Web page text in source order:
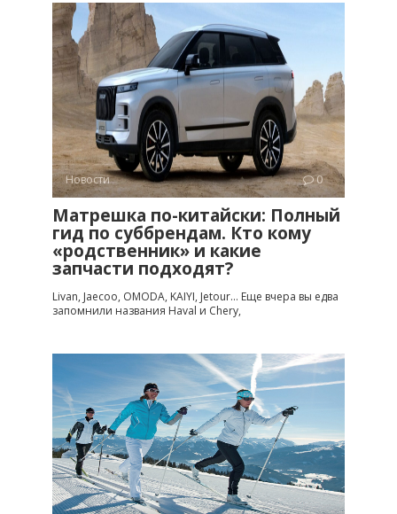
Новости 0
Матрешка по-китайски: Полный
гид по суббрендам. Кто кому
«родственник» и какие
запчасти подходят?
Livan, Jaecoo, OMODA, KAIYI, Jetour… Еще вчера вы едва
запомнили названия Haval и Chery,